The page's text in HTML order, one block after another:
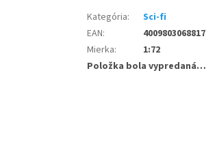
Kategória:
Sci-fi
EAN:
4009803068817
Mierka:
1:72
Položka bola vypredaná…